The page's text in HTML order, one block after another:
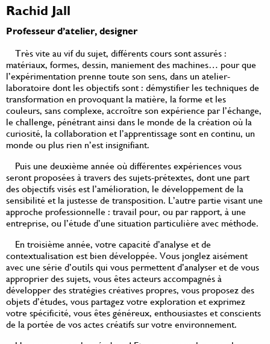
Rachid Jall
Professeur d’atelier, designer
Très vite au vif du sujet, différents cours sont assurés :
matériaux, formes, dessin, maniement des machines… pour que
l’expérimentation prenne toute son sens, dans un atelier-
laboratoire dont les objectifs sont : démystifier les techniques de
transformation en provoquant la matière, la forme et les
couleurs, sans complexe, accroître son expérience par l’échange,
le challenge, pénétrant ainsi dans le monde de la création où la
curiosité, la collaboration et l’apprentissage sont en continu, un
monde ou plus rien n’est insignifiant.
Puis une deuxième année où différentes expériences vous
seront proposées à travers des sujets-prétextes, dont une part
des objectifs visés est l’amélioration, le développement de la
sensibilité et la justesse de transposition. L’autre partie visant une
approche professionnelle : travail pour, ou par rapport, à une
entreprise, ou l’étude d’une situation particulière avec méthode.
En troisième année, votre capacité d’analyse et de
contextualisation est bien développée. Vous jonglez aisément
avec une série d’outils qui vous permettent d’analyser et de vous
approprier des sujets, vous êtes acteurs accompagnés à
développer des stratégies créatives propres, vous proposez des
objets d’études, vous partagez votre exploration et exprimez
votre spécificité, vous êtes généreux, enthousiastes et conscients
de la portée de vos actes créatifs sur votre environnement.